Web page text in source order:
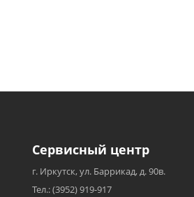
Сервисный центр
г. Иркутск, ул. Баррикад, д. 90в.
Тел.: (3952) 919-917